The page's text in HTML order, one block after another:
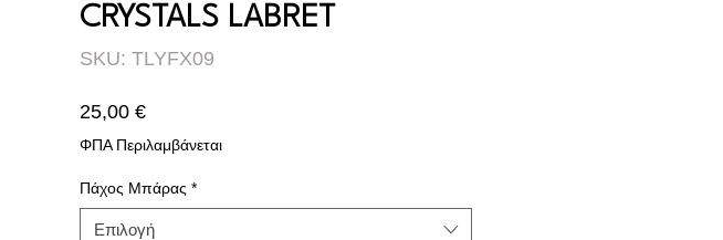
CRYSTALS LABRET
SKU: TLYFX09
25,00 €Τιμή
ΦΠΑ Περιλαμβάνεται
Πάχος Μπάρας *
Επιλογή